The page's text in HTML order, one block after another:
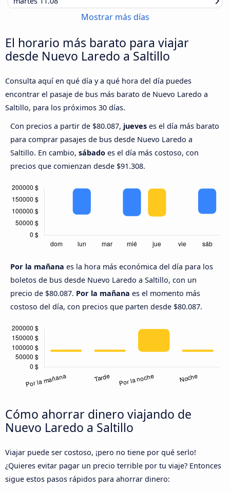
Mostrar más días
El horario más barato para viajar
desde Nuevo Laredo a Saltillo
Consulta aquí en qué día y a qué hora del día puedes
encontrar el pasaje de bus más barato de Nuevo Laredo a
Saltillo, para los próximos 30 días.
Con precios a partir de $80.087, jueves es el día más barato
para comprar pasajes de bus desde Nuevo Laredo a
Saltillo. En cambio, sábado es el día más costoso, con
precios que comienzan desde $91.308.
Por la mañana es la hora más económica del día para los
boletos de bus desde Nuevo Laredo a Saltillo, con un
precio de $80.087. Por la mañana es el momento más
costoso del día, con precios que parten desde $80.087.
Cómo ahorrar dinero viajando de
Nuevo Laredo a Saltillo
Viajar puede ser costoso, ¡pero no tiene por qué serlo!
¿Quieres evitar pagar un precio terrible por tu viaje? Entonces
sigue estos pasos rápidos para ahorrar dinero: